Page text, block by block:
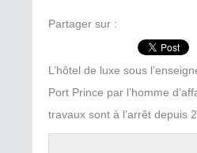
Partager sur :
L’hôtel de luxe sous
Port Prince par l’homme
travaux sont à l’arrêt depuis